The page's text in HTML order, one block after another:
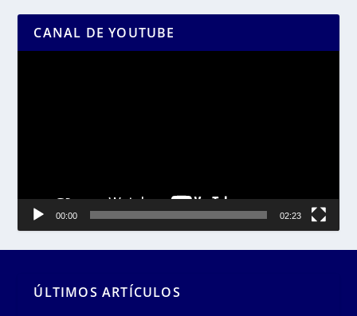
CANAL DE YOUTUBE
00:00 02:23
ÚLTIMOS ARTÍCULOS